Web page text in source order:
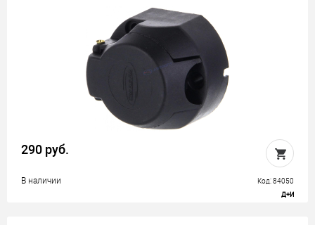
290 руб.
В наличии Код: 84050
Д+И